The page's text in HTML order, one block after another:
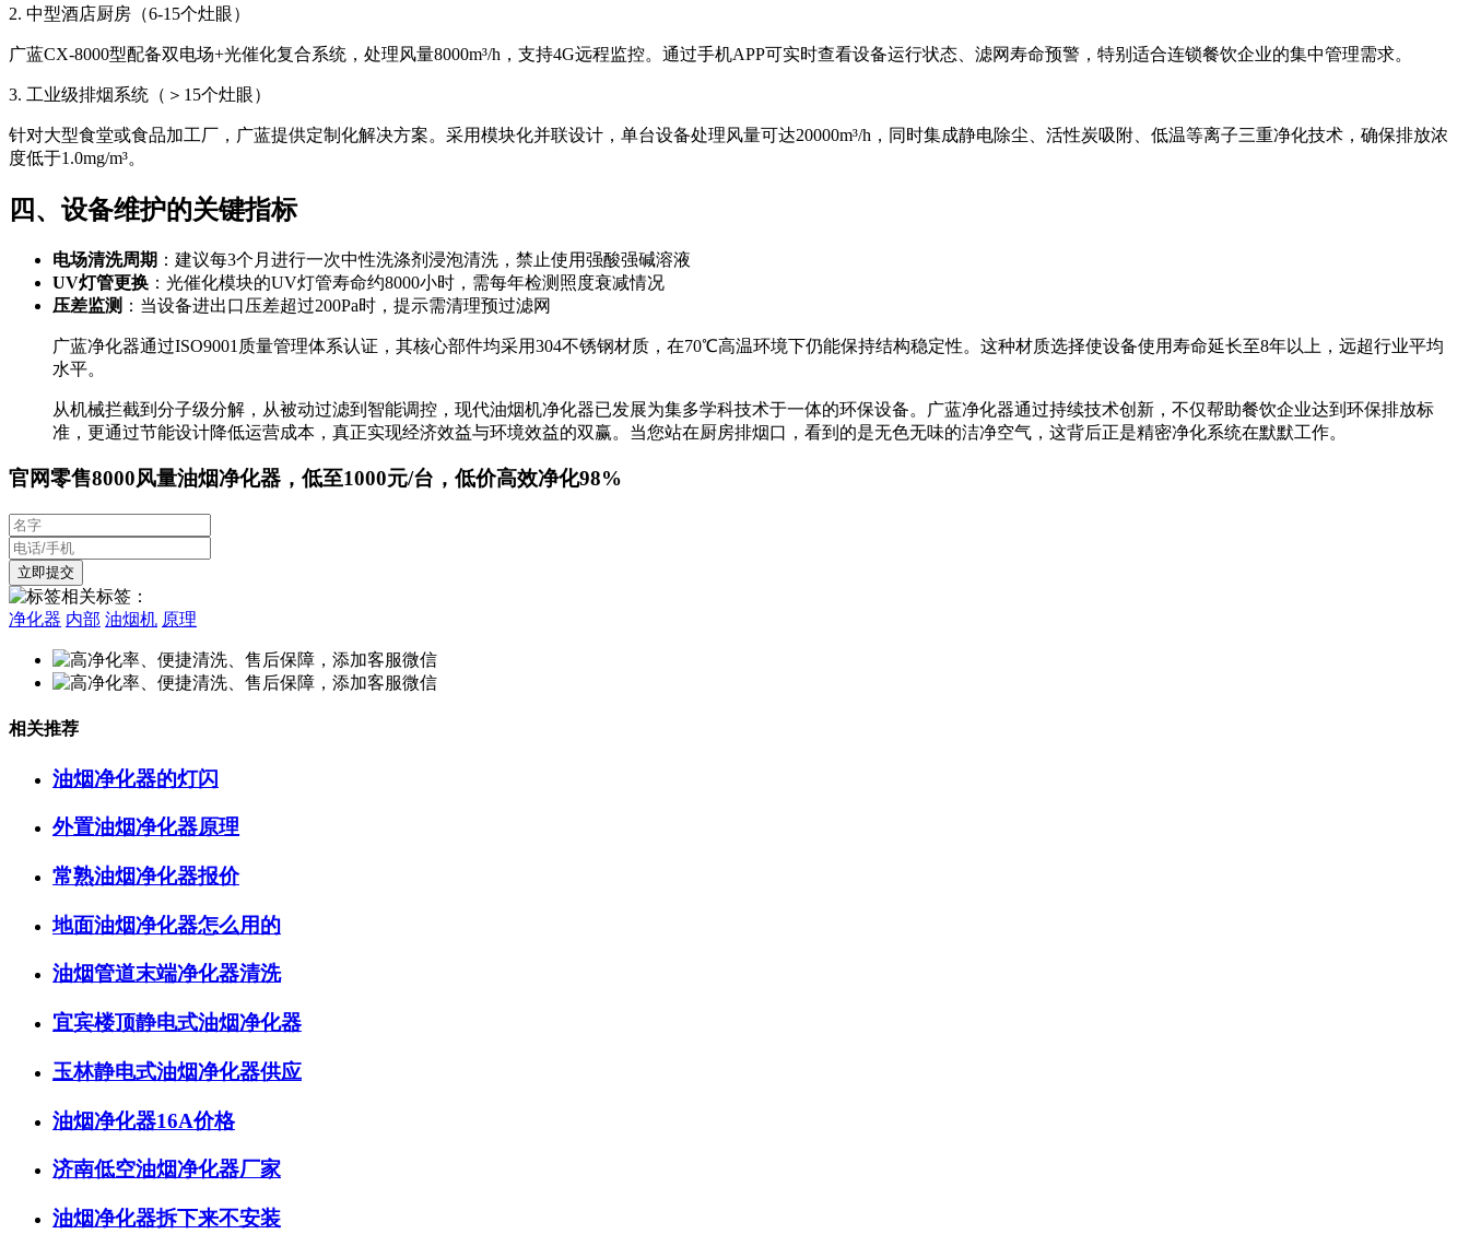
2. 中型酒店厨房（6-15个灶眼）
广蓝CX-8000型配备双电场+光催化复合系统，处理风量8000m³/h，支持4G远程监控。通过手机APP可实时查看设备运行状态、滤网寿命预警，特别适合连锁餐饮企业的集中管理需求。
3. 工业级排烟系统（＞15个灶眼）
针对大型食堂或食品加工厂，广蓝提供定制化解决方案。采用模块化并联设计，单台设备处理风量可达20000m³/h，同时集成静电除尘、活性炭吸附、低温等离子三重净化技术，确保排放浓
度低于1.0mg/m³。
四、设备维护的关键指标
电场清洗周期 ：建议每3个月进行一次中性洗涤剂浸泡清洗，禁止使用强酸强碱溶液
UV灯管更换 ：光催化模块的UV灯管寿命约8000小时，需每年检测照度衰减情况
压差监测 ：当设备进出口压差超过200Pa时，提示需清理预过滤网
广蓝净化器通过ISO9001质量管理体系认证，其核心部件均采用304不锈钢材质，在70℃高温环境下仍能保持结构稳定性。这种材质选择使设备使用寿命延长至8年以上，远超行业平均
水平。
从机械拦截到分子级分解，从被动过滤到智能调控，现代油烟机净化器已发展为集多学科技术于一体的环保设备。广蓝净化器通过持续技术创新，不仅帮助餐饮企业达到环保排放标
准，更通过节能设计降低运营成本，真正实现经济效益与环境效益的双赢。当您站在厨房排烟口，看到的是无色无味的洁净空气，这背后正是精密净化系统在默默工作。
官网零售8000风量油烟净化器，低至1000元/台，低价高效净化98%
相关标签：
净化器 内部 油烟机 原理
相关推荐
油烟净化器的灯闪
外置油烟净化器原理
常熟油烟净化器报价
地面油烟净化器怎么用的
油烟管道末端净化器清洗
宜宾楼顶静电式油烟净化器
玉林静电式油烟净化器供应
油烟净化器16A价格
济南低空油烟净化器厂家
油烟净化器拆下来不安装